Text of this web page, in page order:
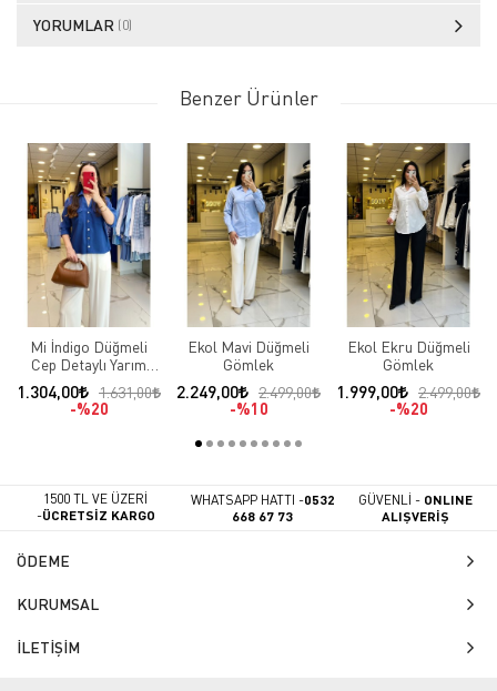
YORUMLAR (0)
Benzer Ürünler
Mi İndigo Düğmeli
Cep Detaylı Yarım
Kollu Gömlek
1.304,00
1.631,00
%20
Ekol Mavi Düğmeli
Gömlek
2.249,00
2.499,00
%10
Ekol Ekru Düğmeli
Gömlek
1.999,00
2.499,00
%20
1500 TL VE ÜZERİ
-ÜCRETSİZ KARGO
WHATSAPP HATTI -0532
668 67 73
GÜVENLİ - ONLINE
ALIŞVERİŞ
ÖDEME
KURUMSAL
İLETİŞİM